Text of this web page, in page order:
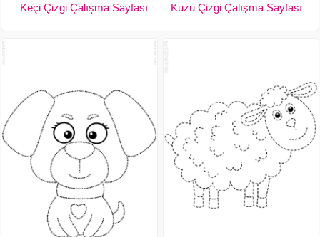
Keçi Çizgi Çalışma Sayfası Kuzu Çizgi Çalışma Sayfası